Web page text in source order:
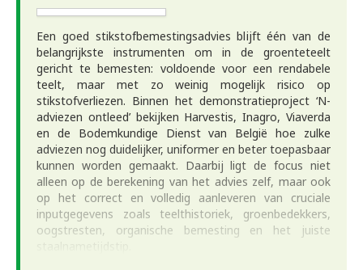
Een goed stikstofbemestingsadvies blijft één van de
belangrijkste instrumenten om in de groenteteelt
gericht te bemesten: voldoende voor een rendabele
teelt, maar met zo weinig mogelijk risico op
stikstofverliezen. Binnen het demonstratieproject ‘N-
adviezen ontleed’ bekijken Harvestis, Inagro, Viaverda
en de Bodemkundige Dienst van België hoe zulke
adviezen nog duidelijker, uniformer en beter toepasbaar
kunnen worden gemaakt. Daarbij ligt de focus niet
alleen op de berekening van het advies zelf, maar ook
op het correct en volledig aanleveren van cruciale
inputgegevens zoals teelthistoriek, groenbedekkers,
oogstresten, organische bemesting en het juiste